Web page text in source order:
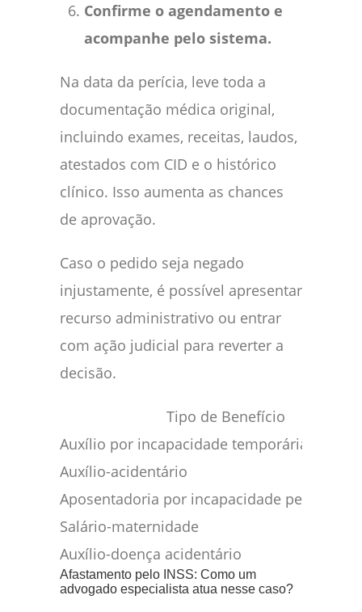
Confirme o agendamento e
acompanhe pelo sistema.
Na data da perícia, leve toda a
documentação médica original,
incluindo exames, receitas, laudos,
atestados com CID e o histórico
clínico. Isso aumenta as chances
de aprovação.
Caso o pedido seja negado
injustamente, é possível apresentar
recurso administrativo ou entrar
com ação judicial para reverter a
decisão.
Tipo de Benefício
Auxílio por incapacidade temporária
Auxílio-acidentário
Aposentadoria por incapacidade
Salário-maternidade
Auxílio-doença acidentário
Afastamento pelo INSS: Como um
advogado especialista atua nesse caso?